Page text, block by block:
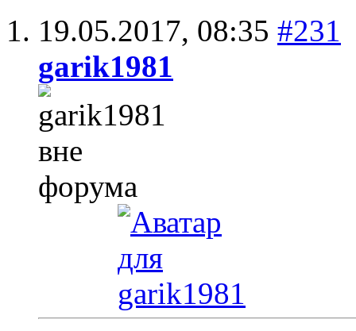
19.05.2017, 08:35 #231
garik1981